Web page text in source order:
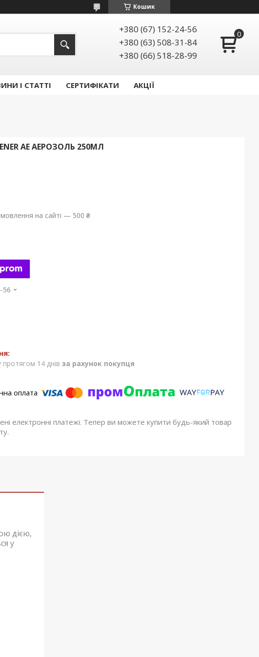
Кошик
+380 (67) 152-24-56
+380 (63) 508-31-84
+380 (66) 518-28-99
І СТАТТІ СЕРТИФІКАТИ АКЦІЇ
AE АЕРОЗОЛЬ 250МЛ
на сайті — 500 ₴
56
14 днів за рахунок покупця
електронні платежі. Тепер ви можете купити будь-який товар
дією,
у